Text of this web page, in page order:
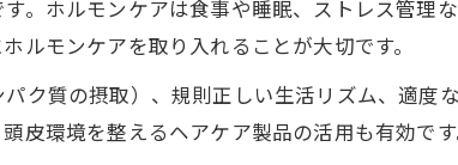
。ホルモンケアは食事や睡眠、ストレス管理
ルモンケアを取り入れることが大切です。
ク質の摂取）、規則正しい生活リズム、適度
皮環境を整えるヘアケア製品の活用も有効です